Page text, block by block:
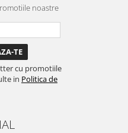
noastre
cu promotiile
in Politica de